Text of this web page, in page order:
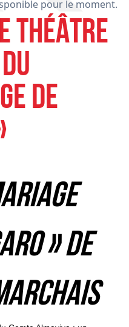
pour le moment.
THÉÂTRE
DE
» de